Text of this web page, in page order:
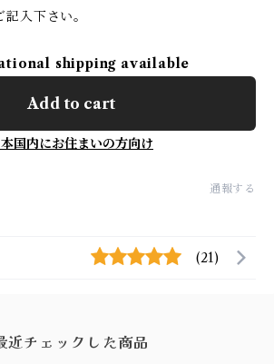
入下さい。
shipping available
Add to cart
国内にお住まいの方向け
通報する
(21)
近チェックした商品